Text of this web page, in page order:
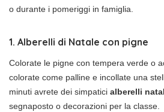
o durante i pomeriggi in famiglia.
1. Alberelli di Natale con pigne
Colorate le pigne con tempera verde o
colorate come palline e incollate una
minuti avrete dei simpatici alberelli
segnaposto o decorazioni per la classe.